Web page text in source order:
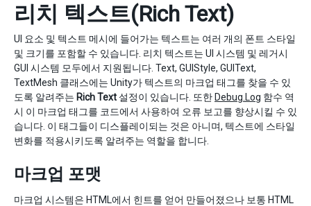
리치 텍스트(Rich Text)
UI 요소 및 텍스트 메시에 들어가는 텍스트는 여러 개의 폰트 스타일
및 크기를 포함할 수 있습니다. 리치 텍스트는 UI 시스템 및 레거시
GUI 시스템 모두에서 지원됩니다. Text, GUIStyle, GUIText,
TextMesh 클래스에는 Unity가 텍스트의 마크업 태그를 찾을 수 있
도록 알려주는 Rich Text 설정이 있습니다. 또한 Debug.Log 함수 역
시 이 마크업 태그를 코드에서 사용하여 오류 보고를 향상시킬 수 있
습니다. 이 태그들이 디스플레이되는 것은 아니며, 텍스트에 스타일
변화를 적용시키도록 알려주는 역할을 합니다.
마크업 포맷
마크업 시스템은 HTML에서 힌트를 얻어 만들어졌으나 보통 HTML